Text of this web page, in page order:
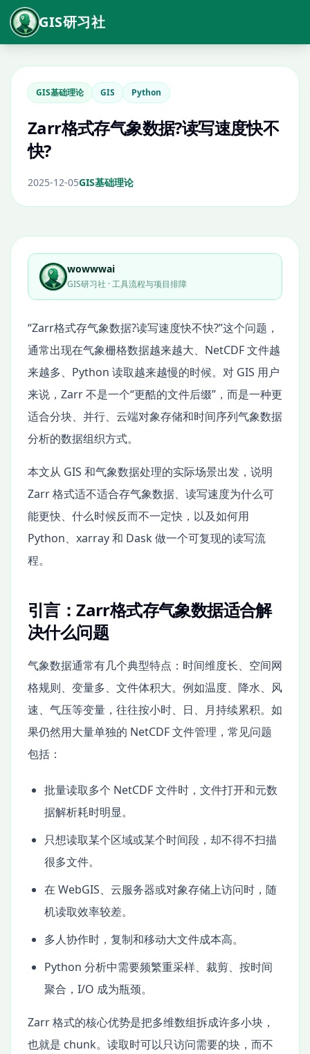
GIS研习社
GIS基础理论 GIS Python
Zarr格式存气象数据?读写速度快不
快?
2025-12-05GIS基础理论
wowwwai
GIS研习社 · 工具流程与项目排障
“Zarr格式存气象数据?读写速度快不快?”这个问题，
通常出现在气象栅格数据越来越大、NetCDF 文件越
来越多、Python 读取越来越慢的时候。对 GIS 用户
来说，Zarr 不是一个“更酷的文件后缀”，而是一种更
适合分块、并行、云端对象存储和时间序列气象数据
分析的数据组织方式。
本文从 GIS 和气象数据处理的实际场景出发，说明
Zarr 格式适不适合存气象数据、读写速度为什么可
能更快、什么时候反而不一定快，以及如何用
Python、xarray 和 Dask 做一个可复现的读写流
程。
引言：Zarr格式存气象数据适合解
决什么问题
气象数据通常有几个典型特点：时间维度长、空间网
格规则、变量多、文件体积大。例如温度、降水、风
速、气压等变量，往往按小时、日、月持续累积。如
果仍然用大量单独的 NetCDF 文件管理，常见问题
包括：
批量读取多个 NetCDF 文件时，文件打开和元数
据解析耗时明显。
只想读取某个区域或某个时间段，却不得不扫描
很多文件。
在 WebGIS、云服务器或对象存储上访问时，随
机读取效率较差。
多人协作时，复制和移动大文件成本高。
Python 分析中需要频繁重采样、裁剪、按时间
聚合，I/O 成为瓶颈。
Zarr 格式的核心优势是把多维数组拆成许多小块，
也就是 chunk。读取时可以只访问需要的块，而不